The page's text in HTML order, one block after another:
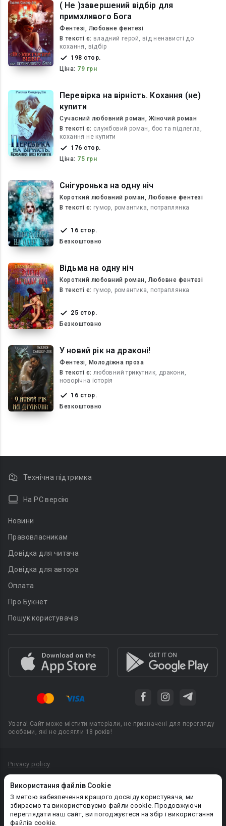
( Не )завершений відбір для
примхливого Бога
Фентезі, Любовне фентезі
В текcті є: владний герой, від ненависті до
кохання, відбір
198 стор.
Ціна: 79 грн
Перевірка на вірність. Кохання (не)
купити
Сучасний любовний роман, Жіночий роман
В текcті є: службовий роман, бос та підлегла,
кохання не купити
176 стор.
Ціна: 75 грн
Снігуронька на одну ніч
Короткий любовний роман, Любовне фентезі
В текcті є: гумор, романтика, потраплянка
16 стор.
Безкоштовно
Відьма на одну ніч
Короткий любовний роман, Любовне фентезі
В текcті є: гумор, романтика, потраплянка
25 стор.
Безкоштовно
У новий рік на драконі!
Фентезі, Молодіжна проза
В текcті є: любовний трикутник, дракони,
новорічна історія
16 стор.
Безкоштовно
Використання файлів Cookie
З метою забезпечення кращого досвіду користувача, ми
збираємо та використовуємо файли cookie. Продовжуючи
переглядати наш сайт, ви погоджуєтеся на збір і використання
файлів cookie.
Технічна підтримка
На PC версію
Новини
Правовласникам
Довідка для читача
Довідка для автора
Оплата
Про Букнет
Пошук користувачів
Увага! Сайт може містити матеріали, не призначені для перегляду
особами, які не досягли 18 років!
Privacy policy
Політика конфіденційності
Правила публікації авторського контенту